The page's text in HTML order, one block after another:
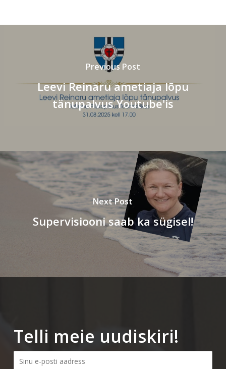
Previous Post
Leevi Reinaru ametiaja lõpu
tänupalvus Youtube'is
Next Post
Supervisiooni saab ka sügisel!
Telli meie uudiskiri!